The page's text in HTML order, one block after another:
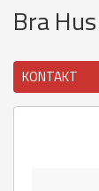
Bra
KONTAKT